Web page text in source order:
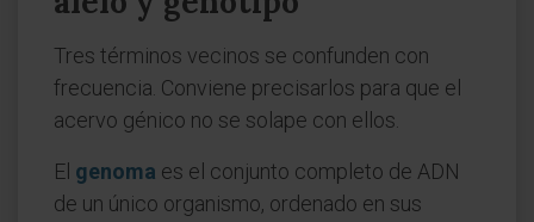
Tres términos vecinos se confunden con
frecuencia. Conviene precisarlos para que el
acervo génico no se solape con ellos.
El genoma es el conjunto completo de ADN
de un único organismo, ordenado en sus